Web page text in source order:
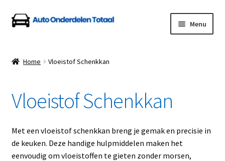
Ga
door
navigatie
Ga
naar
inhoud
Menu
Auto Onderdelen Shop
Betalen en Verzenden
Blog
Home Vloeistof Schenkkan
Vloeistof Schenkkan
Met een vloeistof schenkkan breng je gemak en precisie in
de keuken. Deze handige hulpmiddelen maken het
eenvoudig om vloeistoffen te gieten zonder morsen,